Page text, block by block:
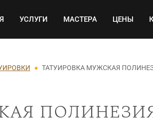
навигация
УСЛУГИ МАСТЕРА ЦЕНЫ
ТАТУИРОВКА МУЖСКАЯ